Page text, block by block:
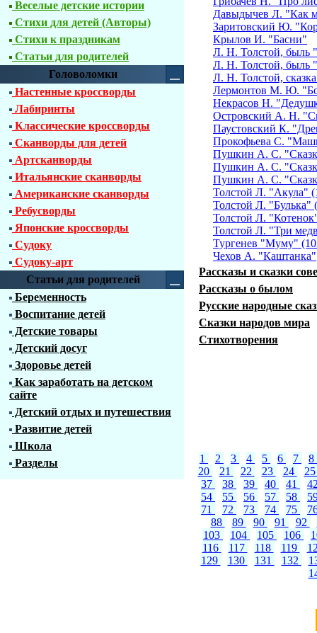
Веселые детские истории
Стихи для детей (Авторы)
Стихи к праздникам
Статьи для родителей
Головоломки
Настенные кроссворды
Лабиринты
Классические кроссворды
Сканворды для детей
Артсканворды
Итальянские сканворды
Американские сканворды
Ребусворды
Японские кроссворды
Судоку
Судоку-арт
Статьи для родителей
Беременность
Воспитание детей
Детские товары
Детский досуг
Здоровье детей
Как заработать на детском
сайте
Детский отдых и путешествия
Развитие детей
Школа
Разделы
Давыдычев Л. "Как
Заритовский Ю.
Крылов И. "Басни"
Л. Н. Толстой, быль
Л. Н. Толстой, быль
Л. Н. Толстой,
Лермонтов М. Ю.
Некрасов Н.
Островский А. Н.
Паустовский К.
Прокофьева С.
Пушкин А. С.
Пушкин А. С.
Пушкин А. С.
Толстой Л. "Акула"
Толстой Л. "Булька"
Толстой Л.
Толстой Л. "Три
Тургенев "Муму"
Чехов А. "Каштанка"
Рассказы и сказки
Рассказы о былом
Русские народные
Сказки народов мира
Стихотворения
1 2 3 4 5 6 7
8
20
21 22 23 24
37
38 39 40 41
54
55 56 57 58
71
72 73 74 75
88
89 90 91 92
103
104 105 106
116
117 118 119
129
130 131 132